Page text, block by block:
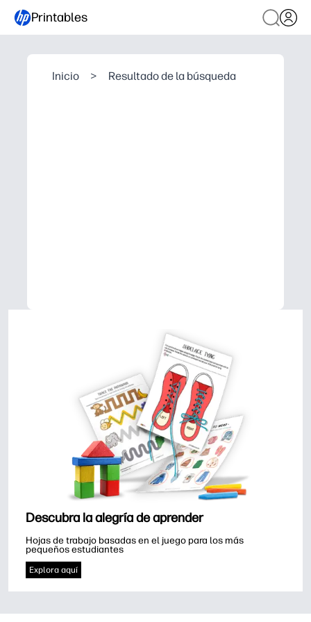
Printables
Inicio > Resultado de la búsqueda
Descubra la alegría de aprender
Hojas de trabajo basadas en el juego para los más
pequeños estudiantes
Explora aquí